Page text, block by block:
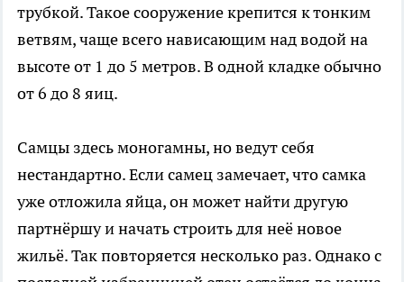
трубкой. Такое сооружение крепится к тонким
ветвям, чаще всего нависающим над водой на
высоте от 1 до 5 метров. В одной кладке обычно
от 6 до 8 яиц.
Самцы здесь моногамны, но ведут себя
нестандартно. Если самец замечает, что самка
уже отложила яйца, он может найти другую
партнёршу и начать строить для неё новое
жильё. Так повторяется несколько раз. Однако с